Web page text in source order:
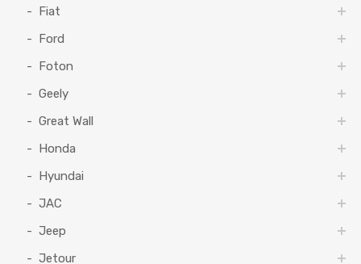
Fiat
Ford
Foton
Geely
Great Wall
Honda
Hyundai
JAC
Jeep
Jetour